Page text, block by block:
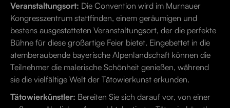
Veranstaltungsort: Die Convention wird im Murnauer
Kongresszentrum stattfinden, einem geräumigen und
bestens ausgestatteten Veranstaltungsort, der die perfekte
Bühne für diese großartige Feier bietet. Eingebettet in die
atemberaubende bayerische Alpenlandschaft können die
Teilnehmer die malerische Schönheit genießen, während
sie die vielfältige Welt der Tätowierkunst erkunden.
Tätowierkünstler: Bereiten Sie sich darauf vor, von einer